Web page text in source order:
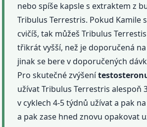
nebo spíše kapsle s extraktem z
Tribulus Terrestris. Pokud Kamile
cvičíš, tak můžeš Tribulus
třikrát vyšší, než je doporučená
jinak se bere v doporučených
Pro skutečné zvýšení
užívat Tribulus Terrestris alespoň
v cyklech 4-5 týdnů užívat a pak
a pak zase hned znovu opakovat